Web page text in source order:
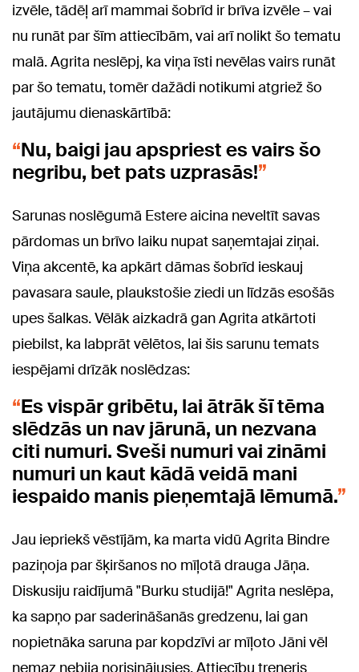
izvēle, tādēļ arī mammai šobrīd ir brīva izvēle – vai
nu runāt par šīm attiecībām, vai arī nolikt šo tematu
malā. Agrita neslēpj, ka viņa īsti nevēlas vairs runāt
par šo tematu, tomēr dažādi notikumi atgriež šo
jautājumu dienaskārtībā:
Nu, baigi jau apspriest es vairs šo
negribu, bet pats uzprasās!
Sarunas noslēgumā Estere aicina neveltīt savas
pārdomas un brīvo laiku nupat saņemtajai ziņai.
Viņa akcentē, ka apkārt dāmas šobrīd ieskauj
pavasara saule, plaukstošie ziedi un līdzās esošās
upes šalkas. Vēlāk aizkadrā gan Agrita atkārtoti
piebilst, ka labprāt vēlētos, lai šis sarunu temats
iespējami drīzāk noslēdzas:
Es vispār gribētu, lai ātrāk šī tēma
slēdzās un nav jārunā, un nezvana
citi numuri. Sveši numuri vai zināmi
numuri un kaut kādā veidā mani
iespaido manis pieņemtajā lēmumā.
Jau iepriekš vēstījām, ka marta vidū Agrita Bindre
paziņoja par šķiršanos no mīļotā drauga Jāņa.
Diskusiju raidījumā "Burku studijā!" Agrita neslēpa,
ka sapņo par saderināšanās gredzenu, lai gan
nopietnāka saruna par kopdzīvi ar mīļoto Jāni vēl
nemaz nebija norisinājusies.Attiecību treneris